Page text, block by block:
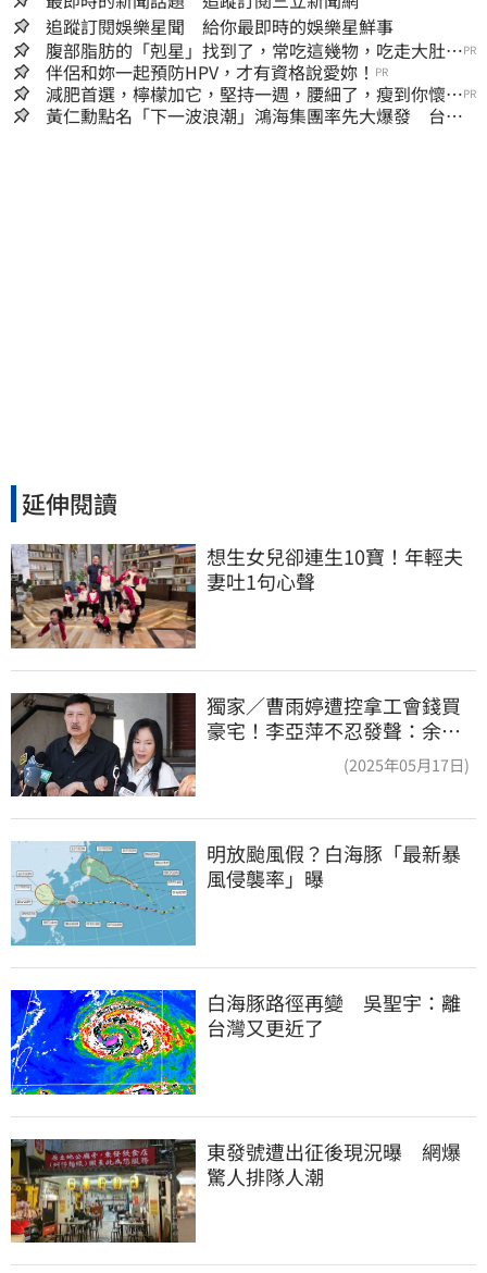
追蹤訂閱娛樂星聞 給你最即時的娛樂星鮮事
腹部脂肪的「剋星」找到了，常吃這幾物，吃走大肚
囊，瘦出小蠻腰
PR
伴侶和妳一起預防HPV，才有資格說愛妳！ PR
減肥首選，檸檬加它，堅持一週，腰細了，瘦到你懷疑
人生
PR
黃仁勳點名「下一波浪潮」鴻海集團率先大爆發 台股
延伸閱讀
想生女兒卻連生10寶！年輕夫
妻吐1句心聲
獨家／曹雨婷遭控拿工會錢買
豪宅！李亞萍不忍發聲：余天
(2025年05月17日)
明放颱風假？白海豚「最新暴
風侵襲率」曝
白海豚路徑再變　吳聖宇：離
台灣又更近了
東發號遭出征後現況曝　網爆
驚人排隊人潮